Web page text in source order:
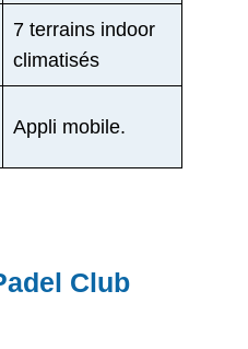
7 terrains indoor
climatisés
Appli mobile.
Club